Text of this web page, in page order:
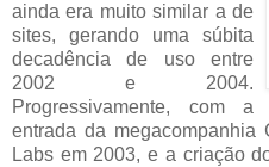
ainda era muito similar a de
sites, gerando uma súbita
decadência de uso entre
2002 e 2004.
Progressivamente, com a
entrada da megacompanhia
Labs em 2003, e a criação